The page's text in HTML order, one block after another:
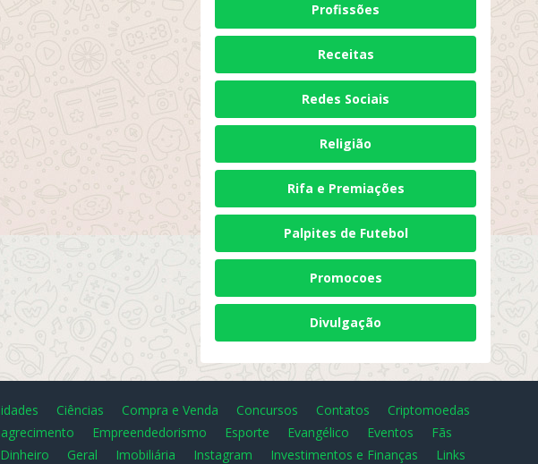
Profissões
Receitas
Redes Sociais
Religião
Rifa e Premiações
Palpites de Futebol
Promocoes
Divulgação
Ciências Compra e Venda Concursos Contatos
Criptomoedas
Empreendedorismo Esporte Evangélico Eventos
Fãs
Geral Imobiliária Instagram Investimentos e Finanças Links